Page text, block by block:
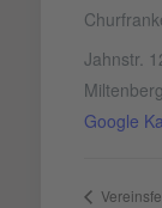
Jahnstr.
Miltenberg
Google